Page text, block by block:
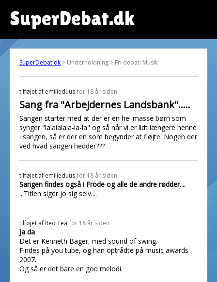
SuperDebat.dk
SuperDebat.dk > Underholdning > Fri debat: Musik
tilføjet af emilieduus for 18 år siden
Sang fra "Arbejdernes Landsbank".....
Sangen starter med at der er en hel masse børn som
synger "lalalalala-la-la" og så når vi er lidt længere henne
i sangen, så er der en som begynder at fløjte. Nogen der
ved hvad sangen hedder???
tilføjet af emilieduus for 18 år siden
Sangen findes også i Frode og alle de andre rødder....
...Titlen siger jo sig selv....
tilføjet af Red Tea for 18 år siden
Ja da
Det er Kenneth Bager, med sound of swing.
Findes på you tube, og han optrådte på music awards
2007.
Og så er det bare en god melodi.